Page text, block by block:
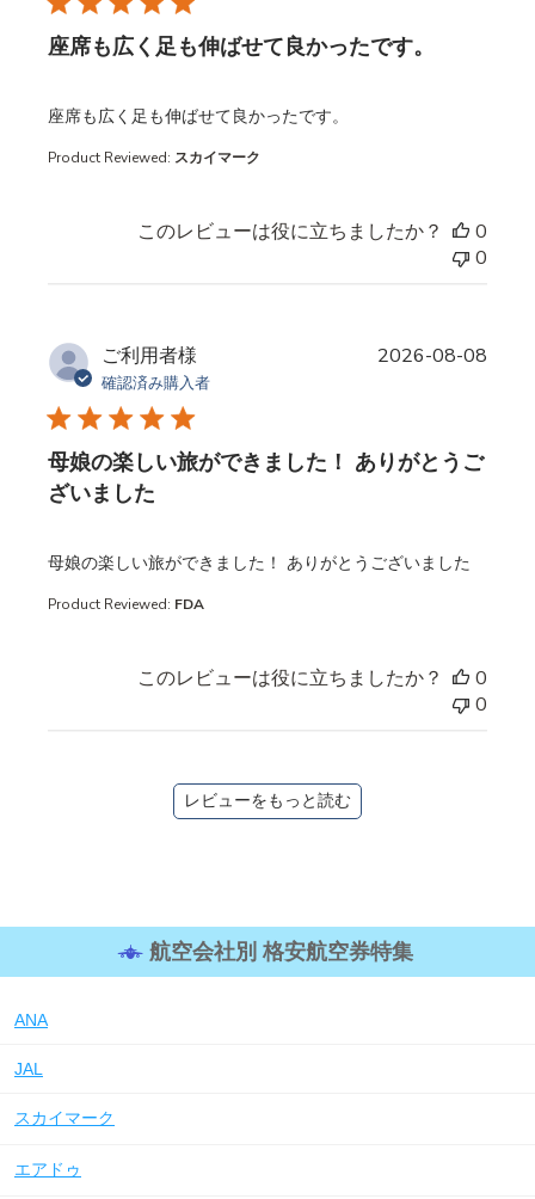
座席も広く足も伸ばせて良かったです。
座席も広く足も伸ばせて良かったです。
read more about review content
Product Reviewed: スカイマーク
このレビューは役に立ちましたか？
0
0
ご利用者様
確認済み購入者
母娘の楽しい旅ができました！ ありがとうご
ざいました
母娘の楽しい旅ができました！ ありがとうございました
read more about review content
Product Reviewed: FDA
2026-08-08
このレビューは役に立ちましたか？
0
0
レビューをもっと読む
航空会社別 格安航空券特集
ANA
JAL
スカイマーク
エアドゥ